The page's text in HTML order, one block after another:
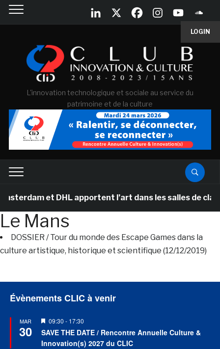
LOGIN
L'innovation technologique et sociale au service du
patrimoine et de la culture
et DHL apportent l’art dans les salles de
Le Mans
DOSSIER / Tour du monde des Escape Games dans la
culture artistique, historique et scientifique (12/12/2019)
Évènements CLIC à venir
MAR
30
Mis
en
avant
09:30 - 17:30
SAVE THE DATE / Rencontre Annuelle Culture &
Innovation(s) 2027 du CLIC